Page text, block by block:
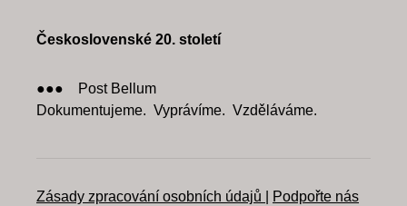
Československé 20. století
●●● Post Bellum
Dokumentujeme. Vyprávíme. Vzděláváme.
Zásady zpracování osobních údajů Podpořte nás